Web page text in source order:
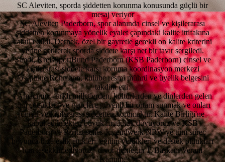
SC Aleviten, sporda şiddetten korunma konusunda güçlü bir
mesaj veriyor
SC Aleviten Paderborn, spor alanında cinsel ve kişilerarası
şiddetten korunmaya yönelik eyalet çapındaki kalite ittifakına
kabul edildi. Dernek, özel bir gayretle gerekli on kalite kriterini
yerine getirerek sporda şiddete karşı net bir tavır sergiledi.
Şimdi, KreisSportBund Paderborn (KSB Paderborn) cinsel ve
kişilerarası şiddete karşı koruma koordinasyon merkezi
Josephine Rohmann, kulübe resmi mührü ve üyelik belgesini
takdim etti.
“Amacımız, farklı milletlerden, kültürlerden ve dinlerden gelen
tüm çocuklara ve gençlere güvenli bir ortam sunmak ve onları
cinsel ve kişilerarası şiddetten korumaktır. Kalite Birliği'ne
kabul edilmekten büyük mutluluk duyuyoruz ve KSB
Paderborn ve Paritätisches Jugendwerk NRW'ye tüm süreç
boyunca bize eşlik ettikleri, eğitim verdikleri ve destek oldukları
için teşekkür ediyoruz” diyor derneğin 1. Başkanı Verani
Kartum.